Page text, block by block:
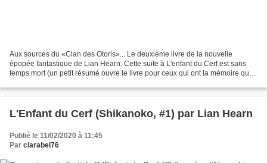
Aux sources du «Clan des Otoris»... Le deuxième livre de la nouvelle
épopée fantastique de Lian Hearn. Cette suite à L'enfant du Cerf est sans
temps mort (un petit résumé ouvre le livre pour ceux qui ont la mémoire qui
L'Enfant du Cerf (Shikanoko, #1) par Lian Hearn
Publié le 11/02/2020 à 11:45
Par clarabel76